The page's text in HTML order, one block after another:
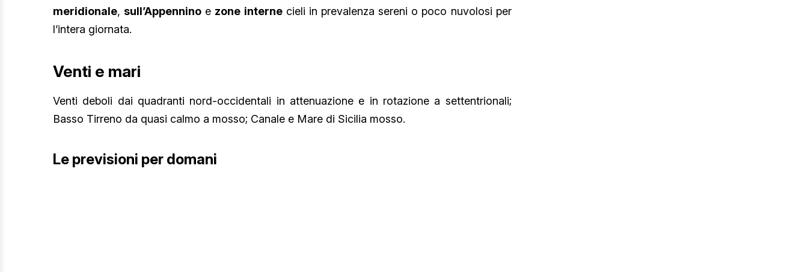
meridionale,sull’Appennino e zone internecieli in prevalenza sereni o poco nuvolosi per
l’intera giornata.
Venti e mari
Venti deboli dai quadranti nord-occidentali in attenuazione e in rotazione a settentrionali;
Basso Tirreno da quasi calmo a mosso; Canale e Mare di Sicilia mosso.
Le previsioni per domani